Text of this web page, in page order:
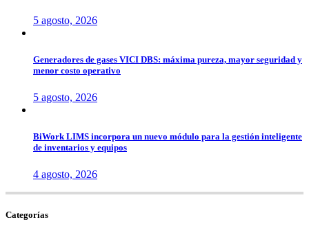
5 agosto, 2026
Generadores de gases VICI DBS: máxima pureza, mayor seguridad y
menor costo operativo
5 agosto, 2026
BiWork LIMS incorpora un nuevo módulo para la gestión inteligente
de inventarios y equipos
4 agosto, 2026
Categorías